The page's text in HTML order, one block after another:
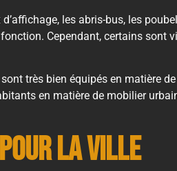
les abris-bus, les
Cependant, certains sont
très bien équipés en matière
en matière de mobilier
pour la ville